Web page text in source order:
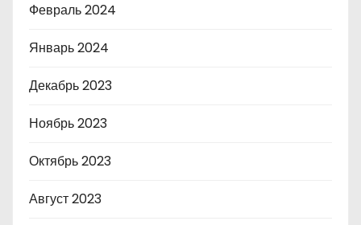
Февраль 2024
Январь 2024
Декабрь 2023
Ноябрь 2023
Октябрь 2023
Август 2023